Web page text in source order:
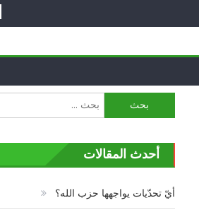
البحث
عن:
أحدث المقالات
أيّ تحدّيات يواجهها حزب الله؟